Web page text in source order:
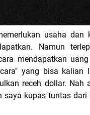
usaha dan
Namun
mendapatkan
yang bisa
receh dollar.
saya kupas tuntas